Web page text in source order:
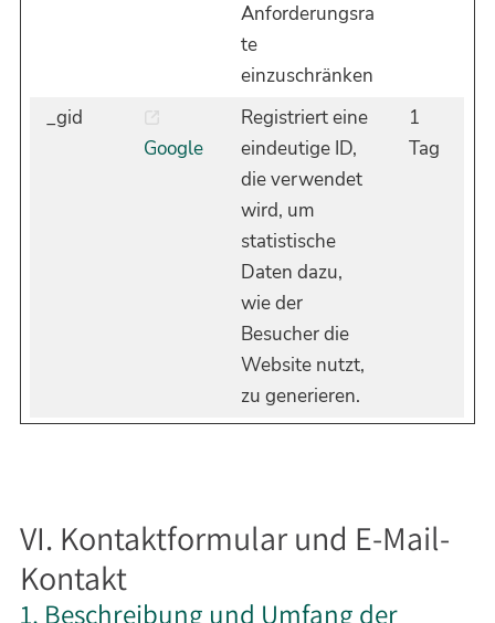
Anforderungsra
te
einzuschränken
_gid
Google
Registriert eine
eindeutige ID,
die verwendet
wird, um
statistische
Daten dazu,
wie der
Besucher die
Website nutzt,
zu generieren.
1
Tag
VI. Kontaktformular und E-Mail-
Kontakt
1. Beschreibung und Umfang der